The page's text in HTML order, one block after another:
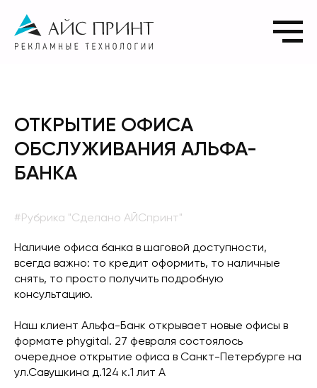
ОТКРЫТИЕ ОФИСА
ОБСЛУЖИВАНИЯ АЛЬФА-
БАНКА
#Рубрика "Сделано АЙСпринт"
Наличие офиса банка в шаговой доступности,
всегда важно: то кредит оформить, то наличные
снять, то просто получить подробную
консультацию.
Наш клиент Альфа-Банк открывает новые офисы в
формате phygital. 27 февраля состоялось
очередное открытие офиса в Санкт-Петербурге на
ул.Савушкина д.124 к.1 лит А